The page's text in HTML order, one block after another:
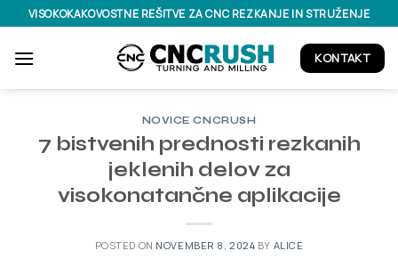
Skoči
na
vsebino
VISOKOKAKOVOSTNE REŠITVE ZA CNC REZKANJE IN STRUŽENJE
KONTAKT
NOVICE CNCRUSH
7 bistvenih prednosti rezkanih
jeklenih delov za
visokonatančne aplikacije
POSTED ON NOVEMBER 8, 2024 BY ALICE